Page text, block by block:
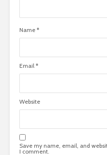
Name *
Email *
Website
Save my name, email, and
I comment.